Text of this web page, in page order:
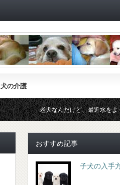
犬の介護
老犬なんだけど、最近水をよく飲むよ
おすすめ記事
子犬の入手